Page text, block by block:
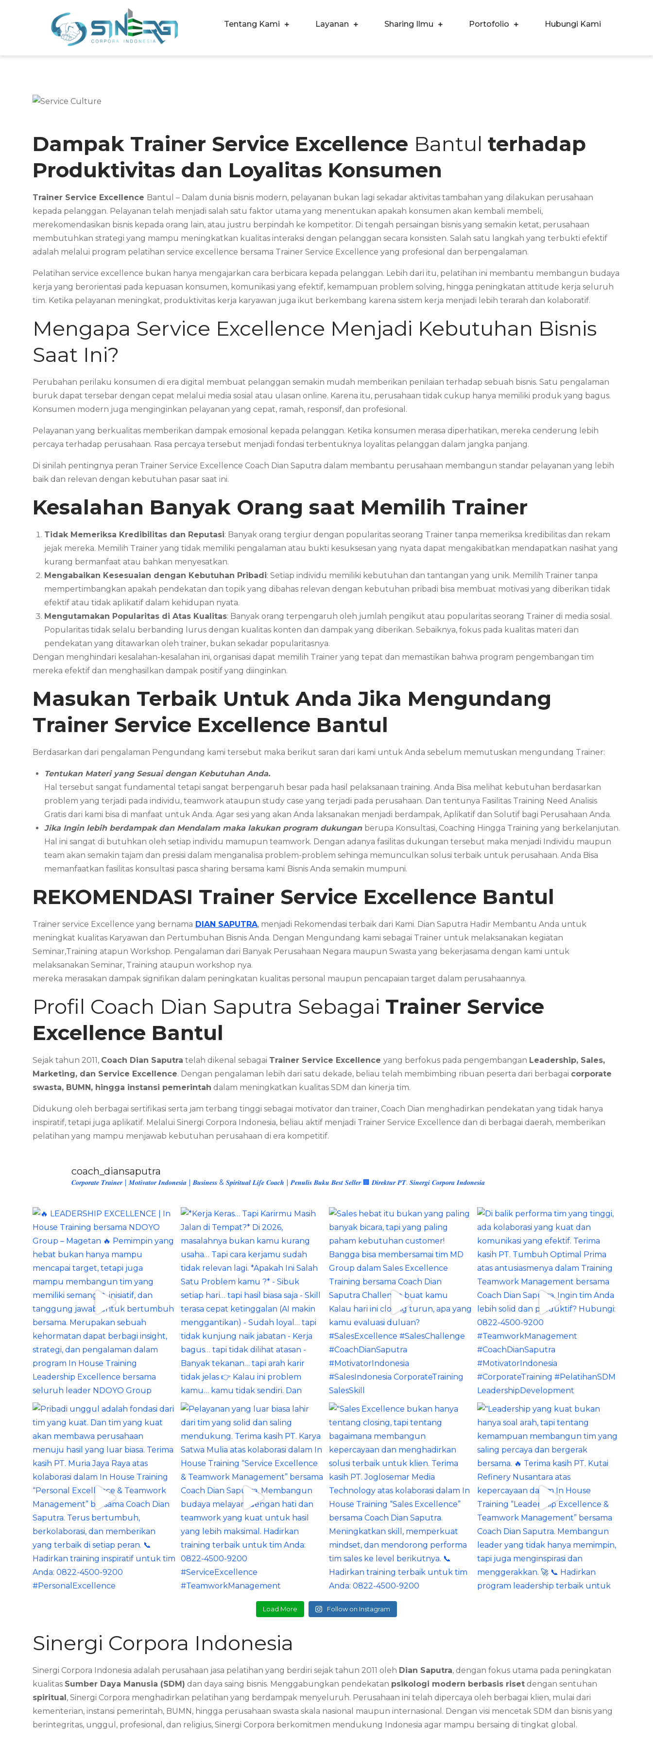
Tentang Kami Layanan Sharing Ilmu Portofolio Hubungi Kami
Dampak Trainer Service Excellence Bantulterhadap
Produktivitas dan Loyalitas Konsumen
Trainer Service Excellence Bantul – Dalam dunia bisnis modern, pelayanan bukan lagi sekadar aktivitas tambahan yang dilakukan perusahaan
kepada pelanggan. Pelayanan telah menjadi salah satu faktor utama yang menentukan apakah konsumen akan kembali membeli,
merekomendasikan bisnis kepada orang lain, atau justru berpindah ke kompetitor. Di tengah persaingan bisnis yang semakin ketat, perusahaan
membutuhkan strategi yang mampu meningkatkan kualitas interaksi dengan pelanggan secara konsisten. Salah satu langkah yang terbukti efektif
adalah melalui program pelatihan service excellence bersama Trainer Service Excellence yang profesional dan berpengalaman.
Pelatihan service excellence bukan hanya mengajarkan cara berbicara kepada pelanggan. Lebih dari itu, pelatihan ini membantu membangun budaya
kerja yang berorientasi pada kepuasan konsumen, komunikasi yang efektif, kemampuan problem solving, hingga peningkatan attitude kerja seluruh
tim. Ketika pelayanan meningkat, produktivitas kerja karyawan juga ikut berkembang karena sistem kerja menjadi lebih terarah dan kolaboratif.
Mengapa Service Excellence Menjadi Kebutuhan Bisnis
Saat Ini?
Perubahan perilaku konsumen di era digital membuat pelanggan semakin mudah memberikan penilaian terhadap sebuah bisnis. Satu pengalaman
buruk dapat tersebar dengan cepat melalui media sosial atau ulasan online. Karena itu, perusahaan tidak cukup hanya memiliki produk yang bagus.
Konsumen modern juga menginginkan pelayanan yang cepat, ramah, responsif, dan profesional.
Pelayanan yang berkualitas memberikan dampak emosional kepada pelanggan. Ketika konsumen merasa diperhatikan, mereka cenderung lebih
percaya terhadap perusahaan. Rasa percaya tersebut menjadi fondasi terbentuknya loyalitas pelanggan dalam jangka panjang.
Di sinilah pentingnya peran Trainer Service Excellence Coach Dian Saputra dalam membantu perusahaan membangun standar pelayanan yang lebih
baik dan relevan dengan kebutuhan pasar saat ini.
Kesalahan Banyak Orang saat Memilih Trainer
Tidak Memeriksa Kredibilitas dan Reputasi: Banyak orang tergiur dengan popularitas seorang Trainer tanpa memeriksa kredibilitas dan rekam
jejak mereka. Memilih Trainer yang tidak memiliki pengalaman atau bukti kesuksesan yang nyata dapat mengakibatkan mendapatkan nasihat yang
kurang bermanfaat atau bahkan menyesatkan.
Mengabaikan Kesesuaian dengan Kebutuhan Pribadi: Setiap individu memiliki kebutuhan dan tantangan yang unik. Memilih Trainer tanpa
mempertimbangkan apakah pendekatan dan topik yang dibahas relevan dengan kebutuhan pribadi bisa membuat motivasi yang diberikan tidak
efektif atau tidak aplikatif dalam kehidupan nyata.
Mengutamakan Popularitas di Atas Kualitas: Banyak orang terpengaruh oleh jumlah pengikut atau popularitas seorang Trainer di media sosial.
Popularitas tidak selalu berbanding lurus dengan kualitas konten dan dampak yang diberikan. Sebaiknya, fokus pada kualitas materi dan
pendekatan yang ditawarkan oleh trainer, bukan sekadar popularitasnya.
Dengan menghindari kesalahan-kesalahan ini, organisasi dapat memilih Trainer yang tepat dan memastikan bahwa program pengembangan tim
mereka efektif dan menghasilkan dampak positif yang diinginkan.
Masukan Terbaik Untuk Anda Jika Mengundang
Trainer Service Excellence Bantul
Berdasarkan dari pengalaman Pengundang kami tersebut maka berikut saran dari kami untuk Anda sebelum memutuskan mengundang Trainer:
Tentukan Materi yang Sesuai dengan Kebutuhan Anda.
Hal tersebut sangat fundamental tetapi sangat berpengaruh besar pada hasil pelaksanaan training. Anda Bisa melihat kebutuhan berdasarkan
problem yang terjadi pada individu, teamwork ataupun study case yang terjadi pada perusahaan. Dan tentunya Fasilitas Training Need Analisis
Gratis dari kami bisa di manfaat untuk Anda. Agar sesi yang akan Anda laksanakan menjadi berdampak, Aplikatif dan Solutif bagi Perusahaan Anda.
Jika Ingin lebih berdampak dan Mendalam maka lakukan program dukungan berupa Konsultasi, Coaching Hingga Training yang berkelanjutan.
Hal ini sangat di butuhkan oleh setiap individu mamupun teamwork. Dengan adanya fasilitas dukungan tersebut maka menjadi Individu maupun
team akan semakin tajam dan presisi dalam menganalisa problem-problem sehinga memunculkan solusi terbaik untuk perusahaan. Anda Bisa
memanfaatkan fasilitas konsultasi pasca sharing bersama kami Bisnis Anda semakin mumpuni.
REKOMENDASI Trainer Service Excellence Bantul
Trainer service Excellence yang bernama DIAN SAPUTRA, menjadi Rekomendasi terbaik dari Kami. Dian Saputra Hadir Membantu Anda untuk
meningkat kualitas Karyawan dan Pertumbuhan Bisnis Anda. Dengan Mengundang kami sebagai Trainer untuk melaksanakan kegiatan
Seminar,Training atapun Workshop. Pengalaman dari Banyak Perusahaan Negara maupun Swasta yang bekerjasama dengan kami untuk
melaksanakan Seminar, Training ataupun workshop nya.
mereka merasakan dampak signifikan dalam peningkatan kualitas personal maupun pencapaian target dalam perusahaannya.
Profil Coach Dian Saputra Sebagai Trainer Service
Excellence Bantul
Sejak tahun 2011, Coach Dian Saputra telah dikenal sebagai Trainer Service Excellenceyang berfokus pada pengembangan Leadership, Sales,
Marketing, dan Service Excellence. Dengan pengalaman lebih dari satu dekade, beliau telah membimbing ribuan peserta dari berbagai corporate
swasta, BUMN, hingga instansi pemerintah dalam meningkatkan kualitas SDM dan kinerja tim.
Didukung oleh berbagai sertifikasi serta jam terbang tinggi sebagai motivator dan trainer, Coach Dian menghadirkan pendekatan yang tidak hanya
inspiratif, tetapi juga aplikatif. Melalui Sinergi Corpora Indonesia, beliau aktif menjadi Trainer Service Excellence dan di berbagai daerah, memberikan
pelatihan yang mampu menjawab kebutuhan perusahaan di era kompetitif.
coach_diansaputra
𝑪𝒐𝒓𝒑𝒐𝒓𝒂𝒕𝒆 𝑻𝒓𝒂𝒊𝒏𝒆𝒓 | 𝑴𝒐𝒕𝒊𝒗𝒂𝒕𝒐𝒓 𝑰𝒏𝒅𝒐𝒏𝒆𝒔𝒊𝒂 | 𝑩𝒖𝒔𝒊𝒏𝒆𝒔𝒔 & 𝑺𝒑𝒊𝒓𝒊𝒕𝒖𝒂𝒍 𝑳𝒊𝒇𝒆 𝑪𝒐𝒂𝒄𝒉 | 𝑷𝒆𝒏𝒖𝒍𝒊𝒔 𝑩𝒖𝒌𝒖 𝑩𝒆𝒔𝒕 𝑺𝒆𝒍𝒍𝒆𝒓🏢 𝑫𝒊𝒓𝒆𝒌𝒕𝒖𝒓 𝑷𝑻. 𝑺𝒊𝒏𝒆𝒓𝒈𝒊 𝑪𝒐𝒓𝒑𝒐𝒓𝒂 𝑰𝒏𝒅𝒐𝒏𝒆𝒔𝒊𝒂
Load More Follow on Instagram
Sinergi Corpora Indonesia
Sinergi Corpora Indonesia adalah perusahaan jasa pelatihan yang berdiri sejak tahun 2011 oleh Dian Saputra, dengan fokus utama pada peningkatan
kualitas Sumber Daya Manusia (SDM) dan daya saing bisnis. Menggabungkan pendekatan psikologi modern berbasis riset dengan sentuhan
spiritual , Sinergi Corpora menghadirkan pelatihan yang berdampak menyeluruh. Perusahaan ini telah dipercaya oleh berbagai klien, mulai dari
kementerian, instansi pemerintah, BUMN, hingga perusahaan swasta skala nasional maupun internasional. Dengan visi mencetak SDM dan bisnis yang
berintegritas, unggul, profesional, dan religius, Sinergi Corpora berkomitmen mendukung Indonesia agar mampu bersaing di tingkat global.